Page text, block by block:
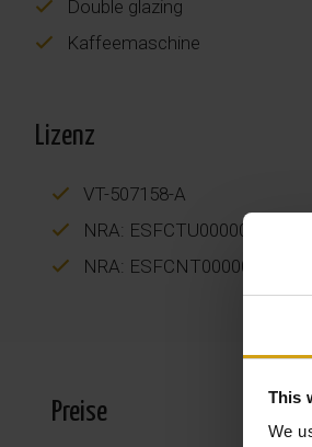
This
We
Double glazing
Kaffeemaschine
Lizenz
VT-507158-A
NRA:
NRA:
Preise